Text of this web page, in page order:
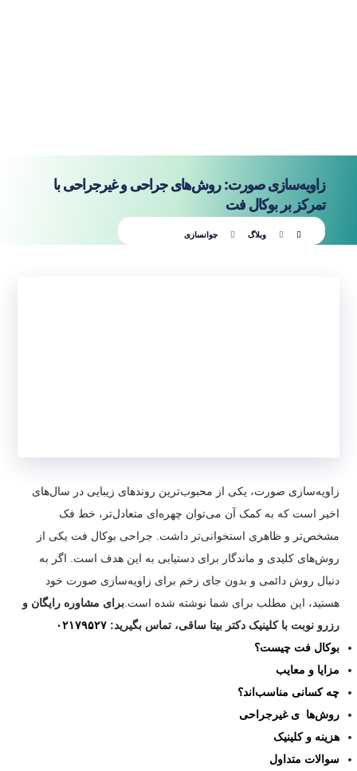
زاویه‌سازی صورت: روش‌های جراحی و غیرجراحی با
تمرکز بر بوکال فت
وبلاگ جوانسازی
زاویه‌سازی صورت، یکی از محبوب‌ترین روندهای زیبایی در سال‌های
اخیر است که به کمک آن می‌توان چهره‌ای متعادل‌تر، خط فک
مشخص‌تر و ظاهری استخوانی‌تر داشت. جراحی بوکال فت یکی از
روش‌های کلیدی و ماندگار برای دستیابی به این هدف است. اگر به
دنبال روش دائمی و بدون جای زخم برای زاویه‌سازی صورت خود
هستید، این مطلب برای شما نوشته شده است.برای مشاوره رایگان و
رزرو نوبت با کلینیک دکتر بیتا ساقی، تماس بگیرید:۰۲۱۷۹۵۲۷
بوکال فت چیست؟
مزایا و معایب
چه کسانی مناسب‌اند؟
روش‌ها ی غیرجراحی
هزینه و کلینیک
سوالات متداول